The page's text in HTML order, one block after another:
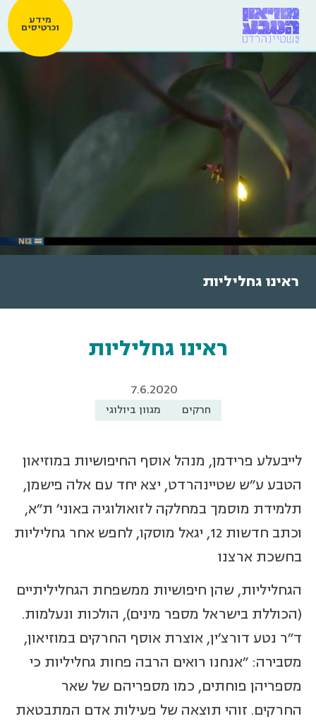
מידע
וכרטיסים
ראינו גחליליות
ראינו גחליליות
7.6.2020
חרקים מגוון ביולוגי
לייבעלע פרידמן, מנהל אוסף החיפושיות במוזיאון
הטבע ע"ש שטיינהרדט, יצא יחד עם אלה פישמן,
תלמידת מוסמך במחלקה לזואולוגיה באוני' ת"א,
וכתב חדשות 12, יגאל מוסקו, לחפש אחר גחליליות
בחשכת ארצנו
הגחליליות, שהן חיפושיות ממשפחת הגחליליתיים
(הכוללת בישראל מספר מינים), הולכות ונעלמות.
ד"ר נטע דורצ'ין, אוצרת אוסף החרקים במוזיאון,
מסבירה: "אנחנו רואים הרבה פחות גחליליות כי
מספריהן פוחתים, כמו מספריהם של שאר
החרקים. זוהי תוצאה של פעילות אדם המתבטאת